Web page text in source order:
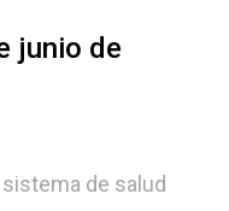
junio de
de salud